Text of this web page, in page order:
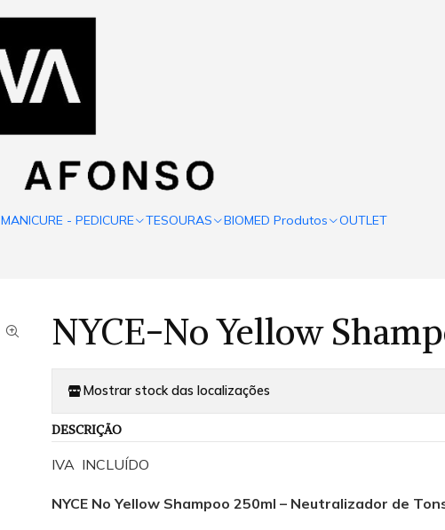
MANICURE - PEDICURE TESOURAS BIOMED Produtos OUTLET
NYCE-No Yellow
Mostrar stock das localizações
DESCRIÇÃO
IVA INCLUÍDO
NYCE No Yellow Shampoo 250ml – Neutralizador de